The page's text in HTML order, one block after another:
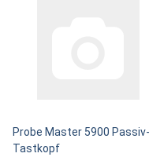
Probe Master 5900 Passiv-
Tastkopf